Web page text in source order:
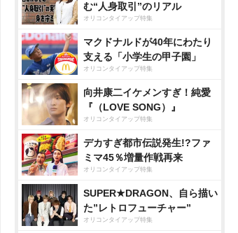
む“人身取引”のリアル
オリコンタイアップ特集
マクドナルドが40年にわたり
支える「小学生の甲子園」
オリコンタイアップ特集
向井康二イケメンすぎ！純愛
『（LOVE SONG）』
オリコンタイアップ特集
デカすぎ都市伝説発生!?ファ
ミマ45％増量作戦再来
オリコンタイアップ特集
SUPER★DRAGON、自ら描い
た”レトロフューチャー”
オリコンタイアップ特集